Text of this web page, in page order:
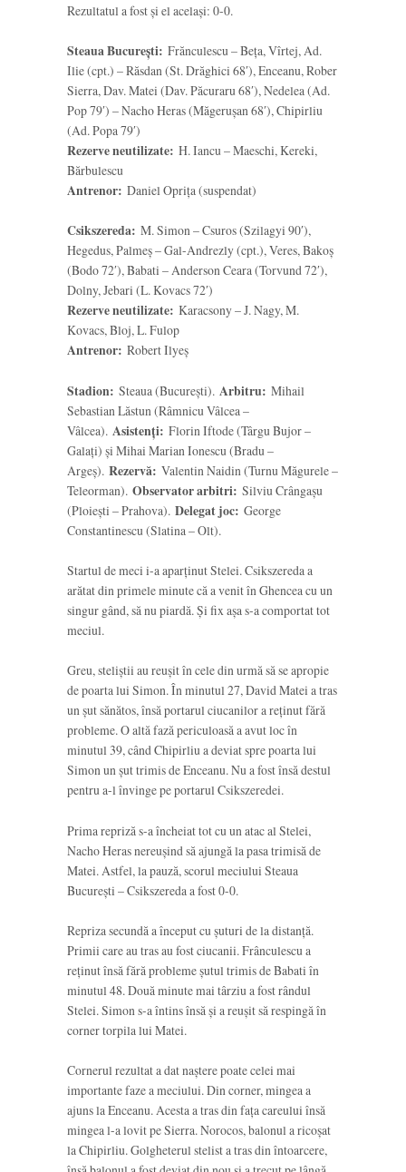
Rezultatul a fost și el același: 0-0.
Steaua București: Frănculescu – Beța, Vîrtej, Ad.
Ilie (cpt.) – Răsdan (St. Drăghici 68′), Enceanu, Rober
Sierra, Dav. Matei (Dav. Păcuraru 68′), Nedelea (Ad.
Pop 79′) – Nacho Heras (Măgerușan 68′), Chipirliu
(Ad. Popa 79′)
Rezerve neutilizate: H. Iancu – Maeschi, Kereki,
Bărbulescu
Antrenor: Daniel Oprița (suspendat)
Csikszereda: M. Simon – Csuros (Szilagyi 90′),
Hegedus, Palmeș – Gal-Andrezly (cpt.), Veres, Bakoș
(Bodo 72′), Babati – Anderson Ceara (Torvund 72′),
Dolny, Jebari (L. Kovacs 72′)
Rezerve neutilizate: Karacsony – J. Nagy, M.
Kovacs, Bloj, L. Fulop
Antrenor: Robert Ilyeș
Stadion: Steaua (București). Arbitru: Mihail
Sebastian Lăstun (Râmnicu Vâlcea –
Vâlcea). Asistenți: Florin Iftode (Târgu Bujor –
Galaţi) și Mihai Marian Ionescu (Bradu –
Argeş). Rezervă: Valentin Naidin (Turnu Măgurele –
Teleorman). Observator arbitri: Silviu Crângaşu
(Ploieşti – Prahova). Delegat joc: George
Constantinescu (Slatina – Olt).
Startul de meci i-a aparținut Stelei. Csikszereda a
arătat din primele minute că a venit în Ghencea cu un
singur gând, să nu piardă. Și fix așa s-a comportat tot
meciul.
Greu, steliștii au reușit în cele din urmă să se apropie
de poarta lui Simon. În minutul 27, David Matei a tras
un șut sănătos, însă portarul ciucanilor a reținut fără
probleme. O altă fază periculoasă a avut loc în
minutul 39, când Chipirliu a deviat spre poarta lui
Simon un șut trimis de Enceanu. Nu a fost însă destul
pentru a-l învinge pe portarul Csikszeredei.
Prima repriză s-a încheiat tot cu un atac al Stelei,
Nacho Heras nereușind să ajungă la pasa trimisă de
Matei. Astfel, la pauză, scorul meciului Steaua
București – Csikszereda a fost 0-0.
Repriza secundă a început cu șuturi de la distanță.
Primii care au tras au fost ciucanii. Frânculescu a
reținut însă fără probleme șutul trimis de Babati în
minutul 48. Două minute mai târziu a fost rândul
Stelei. Simon s-a întins însă și a reușit să respingă în
corner torpila lui Matei.
Cornerul rezultat a dat naștere poate celei mai
importante faze a meciului. Din corner, mingea a
ajuns la Enceanu. Acesta a tras din fața careului însă
mingea l-a lovit pe Sierra. Norocos, balonul a ricoșat
la Chipirliu. Golgheterul stelist a tras din întoarcere,